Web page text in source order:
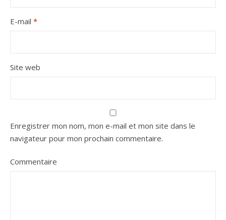
E-mail *
Site web
Enregistrer mon nom, mon e-mail et mon site dans le
navigateur pour mon prochain commentaire.
Commentaire